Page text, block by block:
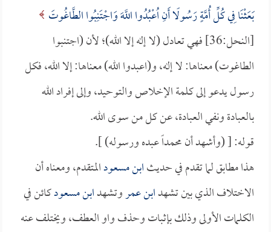
بَعَثْنَا فِي كُلِّ أُمَّةٍ رَسُولًا أَنِ اُعْبُدُوا اللَّهَ وَاجْتَنِبُوا الطَّاغُوتَ
[النحل:36] فهي تعادل (لا إله إلا الله)؛ لأن (اجتنبوا
الطاغوت) معناها: لا إله، و(اعبدوا الله) معناها: إلا الله، فكل
رسول يدعو إلى كلمة الإخلاص والتوحيد، وإلى إفراد الله
بالعبادة ونفي العبادة، عن كل من سوى الله.
قوله: [ (وأشهد أن محمداً عبده ورسوله) ].
هذا مطابق لما تقدم في حديثابن مسعودالمتقدم، ومعناه أن
الاختلاف الذي بين تشهدابن عمروتشهدابن مسعودكائن في
الكلمات الأولى وذلك بإثبات وحذف واو العطف، ويختلف عنه